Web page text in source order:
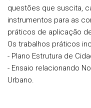
questões que suscita,
instrumentos para as
práticos de aplicação
Os trabalhos práticos
- Plano Estrutura de
- Ensaio relacionando
Urbano.